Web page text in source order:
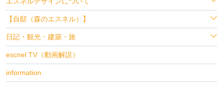
【自邸（森のエスネル）】
日記・観光・建築・旅
escnel TV（動画解説）
information